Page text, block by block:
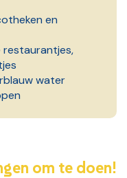
en
restaurantjes,
water
om te doen!